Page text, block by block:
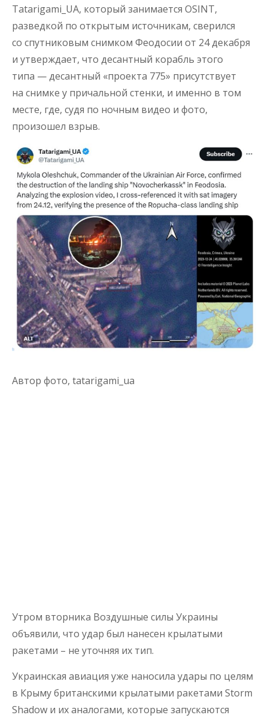
Tatarigami_UA, который занимается OSINT,
разведкой по открытым источникам, сверился
со спутниковым снимком Феодосии от 24 декабря
и утверждает, что десантный корабль этого
типа — десантный «проекта 775» присутствует
на снимке у причальной стенки, и именно в том
месте, где, судя по ночным видео и фото,
произошел взрыв.
Автор фото, tatarigami_ua
Утром вторника Воздушные силы Украины
объявили, что удар был нанесен крылатыми
ракетами – не уточняя их тип.
Украинская авиация уже наносила удары по целям
в Крыму британскими крылатыми ракетами Storm
Shadow и их аналогами, которые запускаются